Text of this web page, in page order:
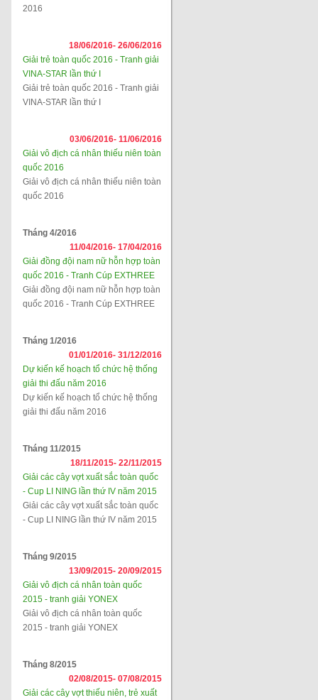
2016
18/06/2016- 26/06/2016
Giải trẻ toàn quốc 2016 - Tranh giải
VINA-STAR lần thứ I
Giải trẻ toàn quốc 2016 - Tranh giải
VINA-STAR lần thứ I
03/06/2016- 11/06/2016
Giải vô địch cá nhân thiếu niên toàn
quốc 2016
Giải vô địch cá nhân thiếu niên toàn
quốc 2016
Tháng 4/2016
11/04/2016- 17/04/2016
Giải đồng đội nam nữ hỗn hợp toàn
quốc 2016 - Tranh Cúp EXTHREE
Giải đồng đội nam nữ hỗn hợp toàn
quốc 2016 - Tranh Cúp EXTHREE
Tháng 1/2016
01/01/2016- 31/12/2016
Dự kiến kế hoạch tổ chức hệ thống
giải thi đấu năm 2016
Dự kiến kế hoạch tổ chức hệ thống
giải thi đấu năm 2016
Tháng 11/2015
18/11/2015- 22/11/2015
Giải các cây vợt xuất sắc toàn quốc
- Cup LI NING lần thứ IV năm 2015
Giải các cây vợt xuất sắc toàn quốc
- Cup LI NING lần thứ IV năm 2015
Tháng 9/2015
13/09/2015- 20/09/2015
Giải vô địch cá nhân toàn quốc
2015 - tranh giải YONEX
Giải vô địch cá nhân toàn quốc
2015 - tranh giải YONEX
Tháng 8/2015
02/08/2015- 07/08/2015
Giải các cây vợt thiếu niên, trẻ xuất